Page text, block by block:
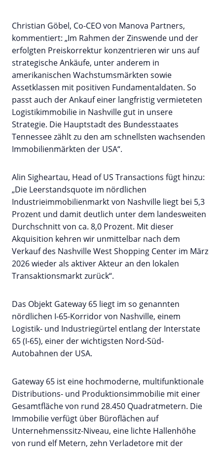
Christian Göbel, Co-CEO von Manova Partners,
kommentiert: „Im Rahmen der Zinswende und der
erfolgten Preiskorrektur konzentrieren wir uns auf
strategische Ankäufe, unter anderem in
amerikanischen Wachstumsmärkten sowie
Assetklassen mit positiven Fundamentaldaten. So
passt auch der Ankauf einer langfristig vermieteten
Logistikimmobilie in Nashville gut in unsere
Strategie. Die Hauptstadt des Bundesstaates
Tennessee zählt zu den am schnellsten wachsenden
Immobilienmärkten der USA“.
Alin Sigheartau, Head of US Transactions fügt hinzu:
„Die Leerstandsquote im nördlichen
Industrieimmobilienmarkt von Nashville liegt bei 5,3
Prozent und damit deutlich unter dem landesweiten
Durchschnitt von ca. 8,0 Prozent. Mit dieser
Akquisition kehren wir unmittelbar nach dem
Verkauf des Nashville West Shopping Center im März
2026 wieder als aktiver Akteur an den lokalen
Transaktionsmarkt zurück“.
Das Objekt Gateway 65 liegt im so genannten
nördlichen I-65-Korridor von Nashville, einem
Logistik- und Industriegürtel entlang der Interstate
65 (I-65), einer der wichtigsten Nord-Süd-
Autobahnen der USA.
Gateway 65 ist eine hochmoderne, multifunktionale
Distributions- und Produktionsimmobilie mit einer
Gesamtfläche von rund 28.450 Quadratmetern. Die
Immobilie verfügt über Büroflächen auf
Unternehmenssitz-Niveau, eine lichte Hallenhöhe
von rund elf Metern, zehn Verladetore mit der